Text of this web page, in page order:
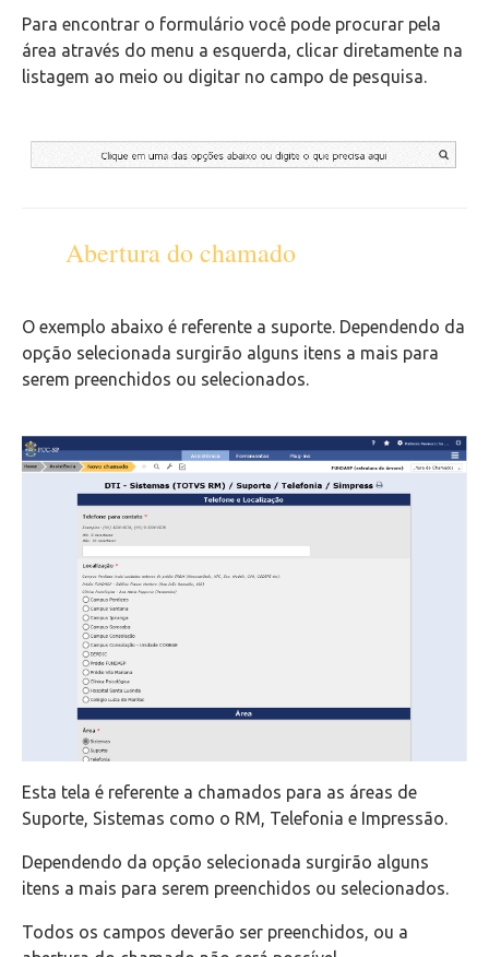
Para encontrar o formulário você pode procurar pela
área através do menu a esquerda, clicar diretamente na
listagem ao meio ou digitar no campo de pesquisa.
Abertura do chamado
O exemplo abaixo é referente a suporte. Dependendo da
opção selecionada surgirão alguns itens a mais para
serem preenchidos ou selecionados.
Esta tela é referente a chamados para as áreas de
Suporte, Sistemas como o RM, Telefonia e Impressão.
Dependendo da opção selecionada surgirão alguns
itens a mais para serem preenchidos ou selecionados.
Todos os campos deverão ser preenchidos, ou a